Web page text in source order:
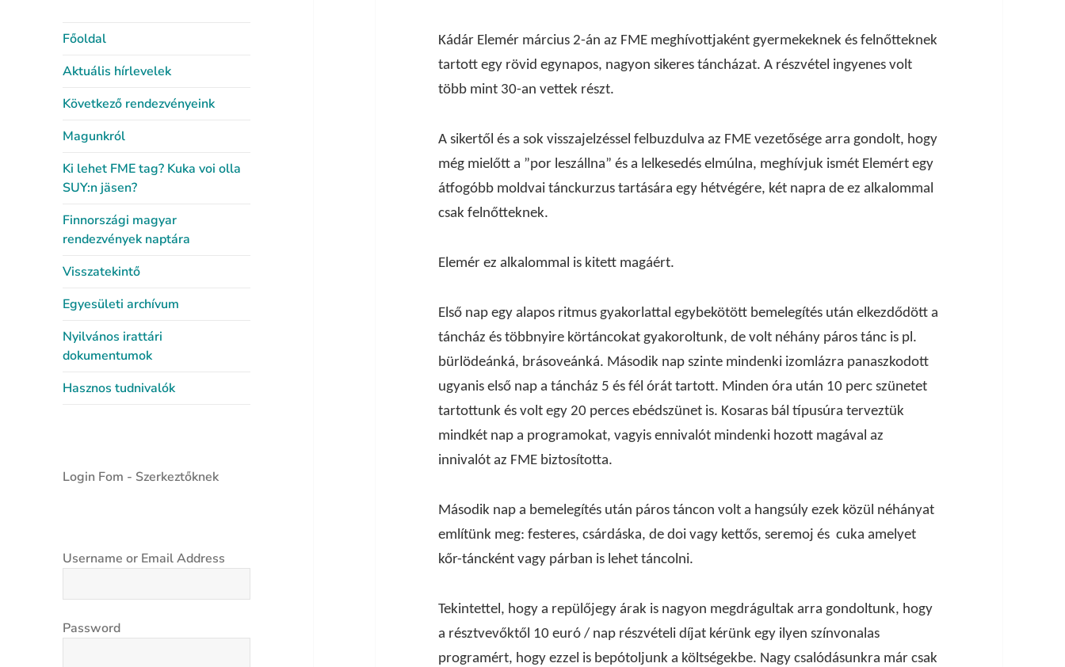
Főoldal
Aktuális hírlevelek
Következő rendezvényeink
Magunkról
Ki lehet FME tag? Kuka voi olla
SUY:n jäsen?
Finnországi magyar
rendezvények naptára
Visszatekintő
Egyesületi archívum
Nyilvános irattári
dokumentumok
Hasznos tudnivalók
Login Fom - Szerkeztőknek
Username or Email Address
Password
Kádár Elemér március 2-án az FME meghívottjaként gyermekeknek és felnőtteknek
tartott egy rövid egynapos, nagyon sikeres táncházat. A részvétel ingyenes volt
több mint 30-an vettek részt.
A sikertől és a sok visszajelzéssel felbuzdulva az FME vezetősége arra gondolt, hogy
még mielőtt a ”por leszállna” és a lelkesedés elmúlna, meghívjuk ismét Elemért egy
átfogóbb moldvai tánckurzus tartására egy hétvégére, két napra de ez alkalommal
csak felnőtteknek.
Elemér ez alkalommal is kitett magáért.
Első nap egy alapos ritmus gyakorlattal egybekötött bemelegítés után elkezdődött a
táncház és többnyire körtáncokat gyakoroltunk, de volt néhány páros tánc is pl.
bürlödeánká, brásoveánká. Második nap szinte mindenki izomlázra panaszkodott
ugyanis első nap a táncház 5 és fél órát tartott. Minden óra után 10 perc szünetet
tartottunk és volt egy 20 perces ebédszünet is. Kosaras bál típusúra terveztük
mindkét nap a programokat, vagyis ennivalót mindenki hozott magával az
innivalót az FME biztosította.
Második nap a bemelegítés után páros táncon volt a hangsúly ezek közül néhányat
említünk meg: festeres, csárdáska, de doi vagy kettős, seremoj és cuka amelyet
kőr-táncként vagy párban is lehet táncolni.
Tekintettel, hogy a repülőjegy árak is nagyon megdrágultak arra gondoltunk, hogy
a résztvevőktől 10 euró / nap részvételi díjat kérünk egy ilyen színvonalas
programért, hogy ezzel is bepótoljunk a költségekbe. Nagy csalódásunkra már csak